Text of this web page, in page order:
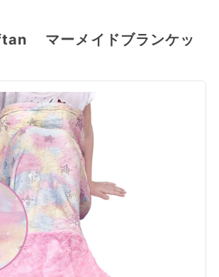
マーメイドブランケッ